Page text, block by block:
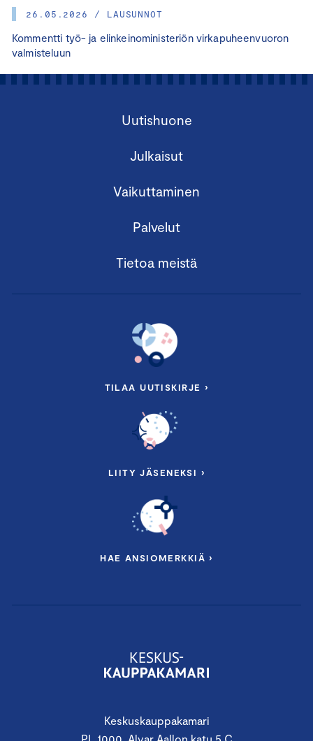
26.05.2026 / LAUSUNNOT
Kommentti työ- ja elinkeinoministeriön virkapuheenvuoron
valmisteluun
Keskuskauppakamari
Uutishuone
Julkaisut
Vaikuttaminen
Palvelut
Tietoa meistä
TILAA UUTISKIRJE ›
LIITY JÄSENEKSI ›
HAE ANSIOMERKKIÄ ›